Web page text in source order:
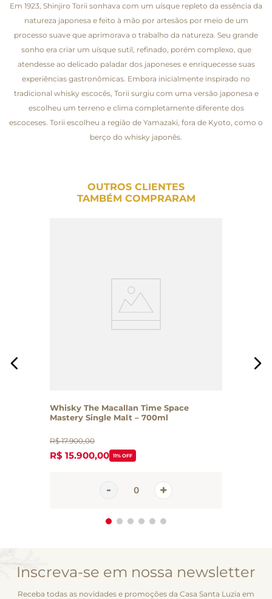
Em 1923, Shinjiro Torii sonhava com um uísque repleto da essência da
natureza japonesa e feito à mão por artesãos por meio de um
processo suave que aprimorava o trabalho da natureza. Seu grande
sonho era criar um uísque sutil, refinado, porém complexo, que
atendesse ao delicado paladar dos japoneses e enriquecesse suas
experiências gastronômicas. Embora inicialmente inspirado no
tradicional whisky escocês, Torii surgiu com uma versão japonesa e
escolheu um terreno e clima completamente diferente dos
escoceses. Torii escolheu a região de Yamazaki, fora de Kyoto, como o
berço do whisky japonês.
OUTROS CLIENTES
TAMBÉM COMPRARAM
Whisky The Macallan Time Space
Mastery Single Malt – 700ml
R$ 17.900,00
R$ 15.900,00 11% OFF
Inscreva-se em nossa newsletter
Receba todas as novidades e promoções da Casa Santa Luzia em